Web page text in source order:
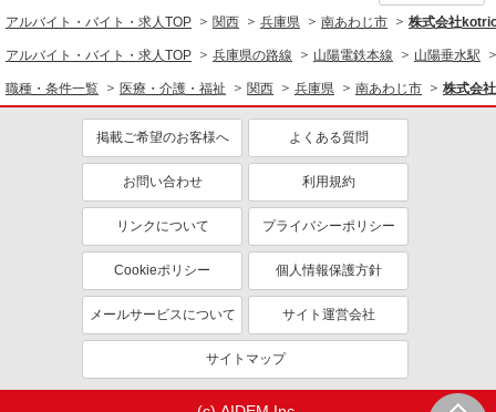
高収入・高額
ボーナス・賞与あり
昇給あり
完全週休2日制
フルタイム歓迎
禁煙・分煙
駅直結・駅チカ
車通勤OK
バイク通勤OK
自転車通勤OK
残業少なめ（月20h未満）
交通費支給
社会保険あり
産休・育休取得実績あり
退職金・財形貯蓄制度あり
各種手当（家族・役職・インセン
ティブなど）あり
研修制度あり
資格取得支援制度あり
医療・介護・福祉
アルバイト・バイト・求人TOP 関西 兵庫県 南あわじ市 株式会社
アルバイト・バイト・求人TOP 兵庫県の路線 山陽電鉄本線 山陽垂水駅
職種・条件一覧 医療・介護・福祉 関西 兵庫県 南あわじ市 株式会
掲載ご希望のお客様へ よくある質問
お問い合わせ 利用規約
リンクについて プライバシーポリシー
Cookieポリシー 個人情報保護方針
メールサービスについて サイト運営会社
サイトマップ